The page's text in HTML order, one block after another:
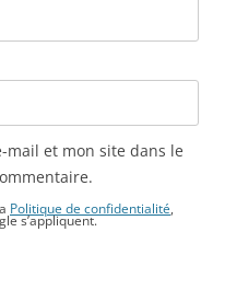
mail et mon site dans le
Politique de confidentialité
s’appliquent.